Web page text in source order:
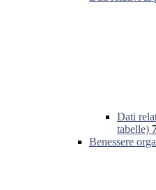
Dati
tabelle)
Benessere